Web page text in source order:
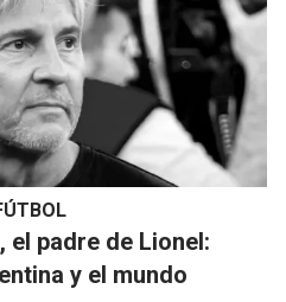
padre de Lionel:
y el mundo